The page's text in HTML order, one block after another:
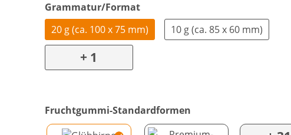
Grammatur/Format
20 g (ca. 100 x 75 mm)
10 g (ca. 85 x 60 mm)
+ 1
Fruchtgummi-Standardformen